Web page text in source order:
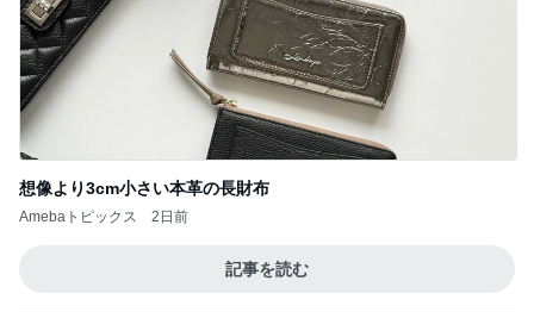
想像より3cm小さい本革の長財布
Amebaトピックス 2日前
記事を読む